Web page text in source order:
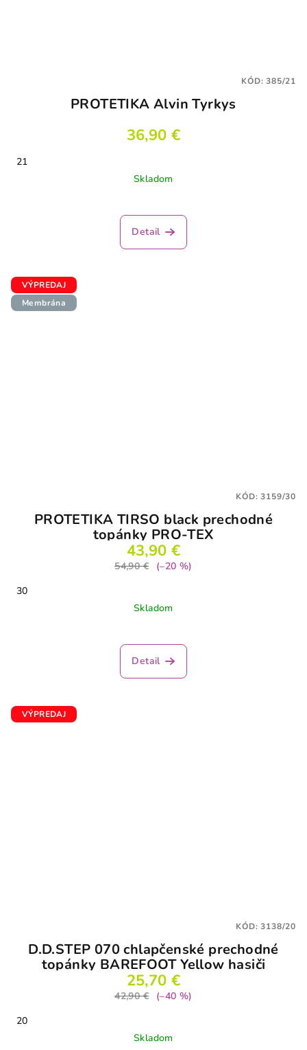
PROTETIKA Alvin Tyrkys
36,90 €
21
Skladom
Detail
KÓD:385/21
VÝPREDAJ
Membrána
PROTETIKA TIRSO black prechodné
topánky PRO-TEX
43,90 €
54,90 €
(–20 %)
30
Skladom
Detail
KÓD:3159/30
VÝPREDAJ
D.D.STEP 070 chlapčenské prechodné
topánky BAREFOOT Yellow hasiči
25,70 €
42,90 €
(–40 %)
20
Skladom
KÓD:3138/20